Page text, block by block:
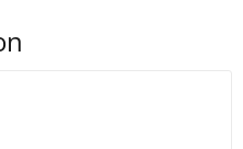
2017'nin Mayıs ayından